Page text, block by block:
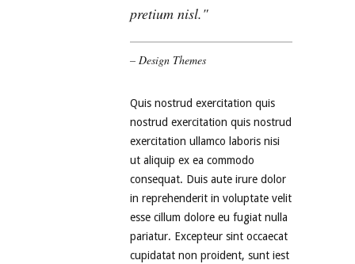
pretium nisl.
– Design Themes
Quis nostrud exercitation quis
nostrud exercitation quis nostrud
exercitation ullamco laboris nisi
ut aliquip ex ea commodo
consequat. Duis aute irure dolor
in reprehenderit in voluptate velit
esse cillum dolore eu fugiat nulla
pariatur. Excepteur sint occaecat
cupidatat non proident, sunt iest